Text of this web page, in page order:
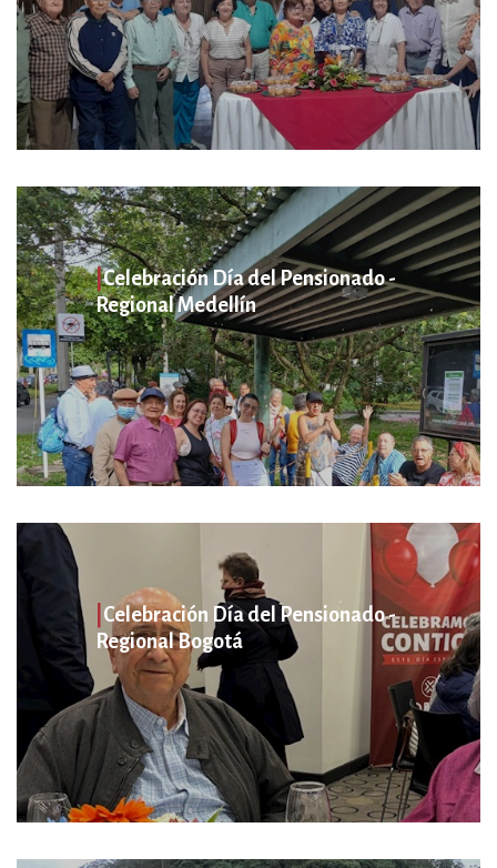
|Celebración Día del Pensionado -
Regional Medellín
Celebración Día del Pensionado -
Regional Bogotá